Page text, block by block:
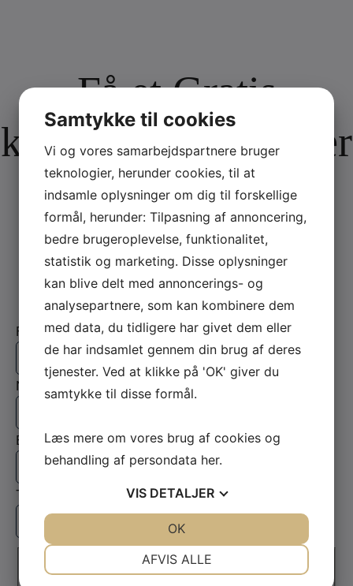
Få et Gratis
konsulentbesøg eller
et gratis tilbud
Udfyld formularen og vi
kontakter dig
Firmanavn*
Navn *
E-mail*
Telefon
Adresse*
Adresselinje
Samtykke til cookies
Vi og vores samarbejdspartnere bruger
teknologier, herunder cookies, til at
indsamle oplysninger om dig til forskellige
formål, herunder: Tilpasning af annoncering,
bedre brugeroplevelse, funktionalitet,
statistik og marketing. Disse oplysninger
kan blive delt med annoncerings- og
analysepartnere, som kan kombinere dem
med data, du tidligere har givet dem eller
de har indsamlet gennem din brug af deres
tjenester. Ved at klikke på 'OK' giver du
samtykke til disse formål.
Læs mere om vores brug af cookies og
behandling af persondata her.
VIS DETALJER
AFVIS ALLE
OK